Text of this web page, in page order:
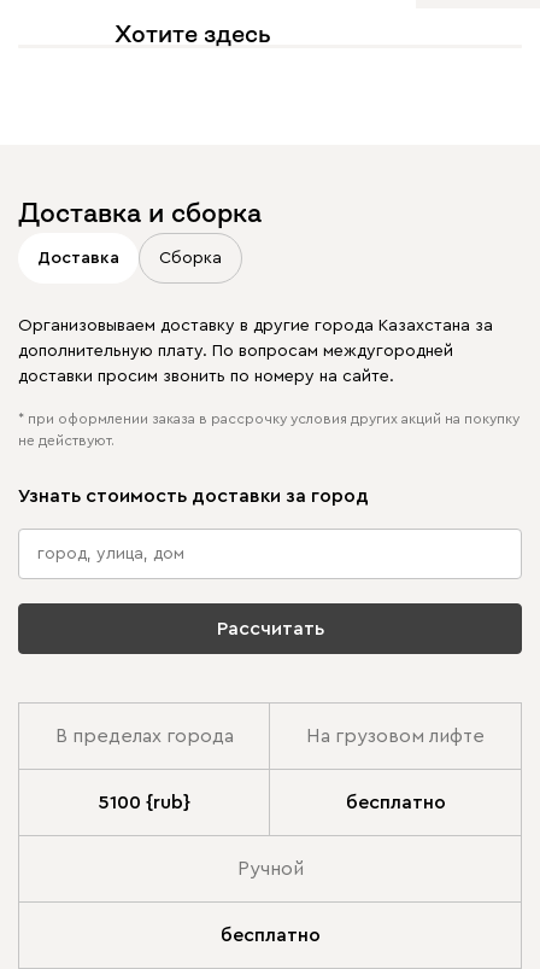
Хотите здесь
Доставка и сборка
Доставка Сборка
Организовываем доставку в другие города Казахстана за
дополнительную плату. По вопросам междугородней
доставки просим звонить по номеру на сайте.
* при оформлении заказа в рассрочку условия других акций на покупку
не действуют.
Узнать стоимость доставки за город
Рассчитать
В пределах города На грузовом лифте
5100 {rub} бесплатно
Ручной
бесплатно